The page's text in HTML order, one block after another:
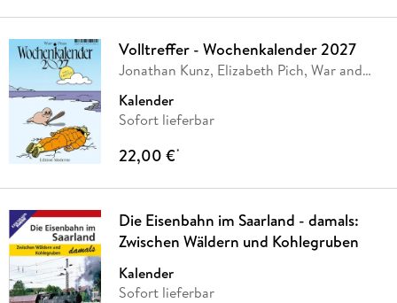
Volltreffer - Wochenkalender 2027
Jonathan Kunz, Elizabeth Pich, War and
Kalender
Sofort lieferbar
22,00 €*
Die Eisenbahn im Saarland - damals:
Zwischen Wäldern und Kohlegruben
Kalender
Sofort lieferbar